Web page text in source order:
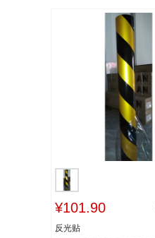
¥101.90
反光贴